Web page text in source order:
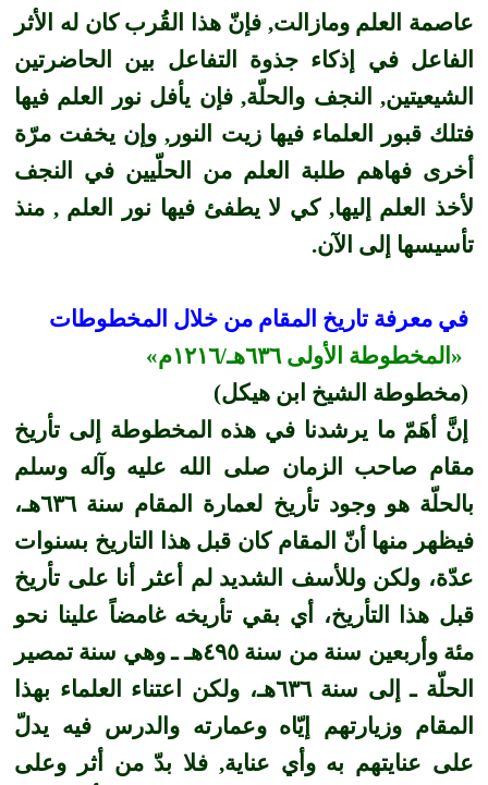
عاصمة العلم ومازالت, فإنّ هذا القُرب كان له الأثر
الفاعل في إذكاء جذوة التفاعل بين الحاضرتين
الشيعيتين, النجف والحلّة, فإن يأفل نور العلم فيها
فتلك قبور العلماء فيها زيت النور, وإن يخفت مرّة
أخرى فهاهم طلبة العلم من الحلّيين في النجف
لأخذ العلم إليها, كي لا يطفئ فيها نور العلم , منذ
تأسيسها إلى الآن.
في معرفة تاريخ المقام من خلال المخطوطات
«المخطوطة الأولى ٦٣٦هـ/١٢١٦م»
(مخطوطة الشيخ ابن هيكل)
إنَّ أهَمّ ما يرشدنا في هذه المخطوطة إلى تأريخ
مقام صاحب الزمان صلى الله عليه وآله وسلم
بالحلّة هو وجود تأريخ لعمارة المقام سنة ٦٣٦هـ،
فيظهر منها أنّ المقام كان قبل هذا التاريخ بسنوات
عدّة، ولكن وللأسف الشديد لم أعثر أنا على تأريخ
قبل هذا التأريخ، أي بقي تأريخه غامضاً علينا نحو
مئة وأربعين سنة من سنة ٤٩٥هـ ـ وهي سنة تمصير
الحلّة ـ إلى سنة ٦٣٦هـ، ولكن اعتناء العلماء بهذا
المقام وزيارتهم إيّاه وعمارته والدرس فيه يدلّ
على عنايتهم به وأي عناية, فلا بدّ من أثر وعلى